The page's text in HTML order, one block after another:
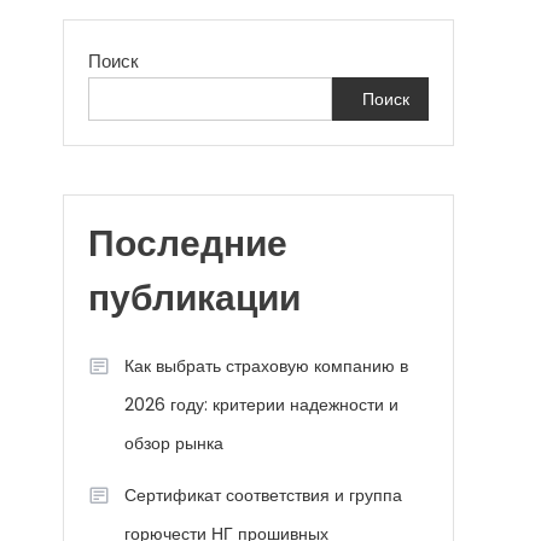
Поиск
Поиск
Последние
публикации
Как выбрать страховую компанию в
2026 году: критерии надежности и
обзор рынка
Сертификат соответствия и группа
горючести НГ прошивных